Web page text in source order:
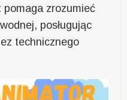
zrozumieć
posługując
technicznego